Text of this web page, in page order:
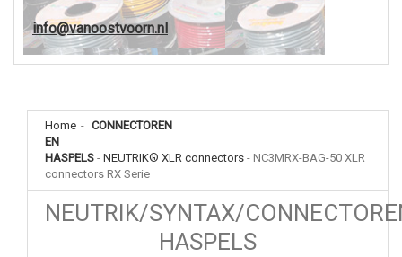
info@vanoostvoorn.nl
Home - CONNECTOREN
EN
HASPELS - NEUTRIK® XLR connectors - NC3MRX-BAG-50 XLR
connectors RX Serie
NEUTRIK/SYNTAX/
HASPELS